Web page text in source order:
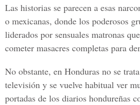
Las historias se parecen a esas
o mexicanas, donde los poderosos
liderados por sensuales matronas
cometer masacres completas para
No obstante, en Honduras no se
televisión y se vuelve habitual ver
portadas de los diarios hondureñas